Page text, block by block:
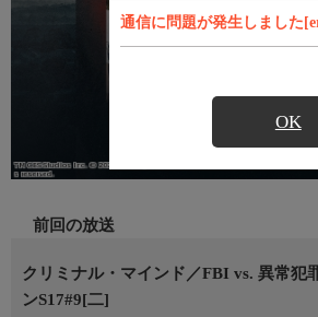
通信に問題が発生しました
OK
前回の放送
クリミナル・マインド／FBI vs. 異常
ンS17#9[二]